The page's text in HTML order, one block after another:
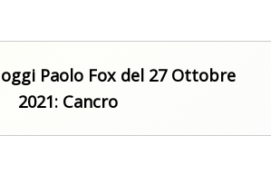
Paolo Fox del 27 Ottobre
2021: Cancro